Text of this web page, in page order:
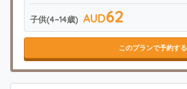
子供(4~14歳) AUD62
このプランで予約する